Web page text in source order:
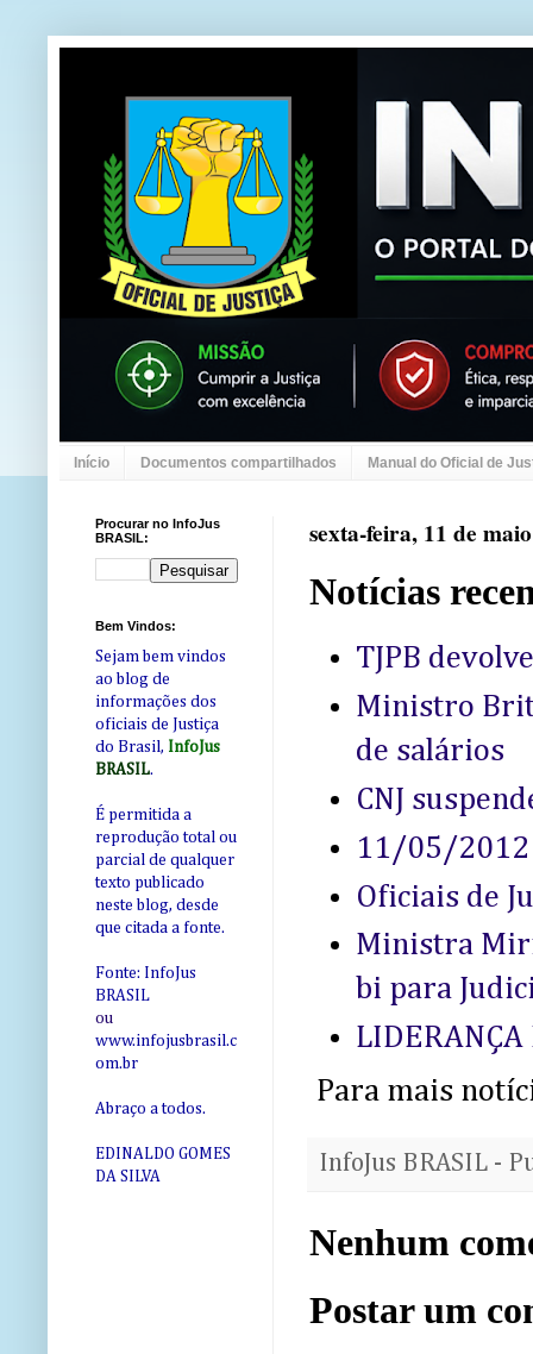
Início Documentos compartilhados Manual do Oficial de
sexta-feira, 11 de
Notícias
TJPB
Ministro
de salários
CNJ
11/05/2012
Oficiais de
Ministra
bi para
LIDERANÇA
Para mais
InfoJus BRASIL -
Nenhum
Postar um
Procurar no InfoJus
BRASIL:
Bem Vindos:
Sejam bem vindos
ao blog de
informações dos
oficiais de Justiça
do Brasil, InfoJus
BRASIL.
É permitida a
reprodução total ou
parcial de qualquer
texto publicado
neste blog, desde
que citada a fonte.
Fonte: InfoJus
BRASIL
ou
www.infojusbrasil.c
om.br
Abraço a todos.
EDINALDO GOMES
DA SILVA